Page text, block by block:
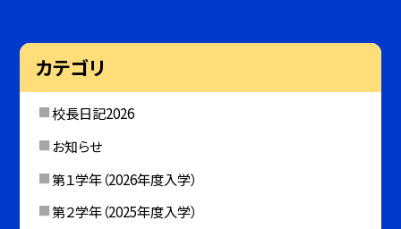
カテゴリ
校長日記2026
お知らせ
第１学年（2026年度入学）
第２学年（2025年度入学）